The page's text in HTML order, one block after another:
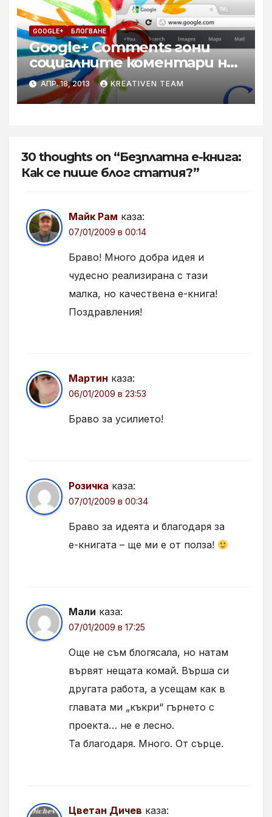
GOOGLE+ БЛОГВАНЕ
Google+ Comments гони
социалните коментари на
Facebook
АПР. 18, 2013 KREATIVEN TEAM
30 thoughts on “Безплатна е-книга:
Как се пише блог статия?”
Майк Рам каза:
07/01/2009 в 00:14
Браво! Много добра идея и
чудесно реализирана с тази
малка, но качествена е-книга!
Поздравления!
Мартин каза:
06/01/2009 в 23:53
Браво за усилието!
Розичка каза:
07/01/2009 в 00:34
Браво за идеята и благодаря за
е-книгата – ще ми е от полза!
Мали каза:
07/01/2009 в 17:25
Още не съм блогясала, но натам
вървят нещата комай. Върша си
другата работа, а усещам как в
главата ми „къкри“ гърнето с
проекта… не е лесно.
Та благодаря. Много. От сърце.
Цветан Дичев каза: